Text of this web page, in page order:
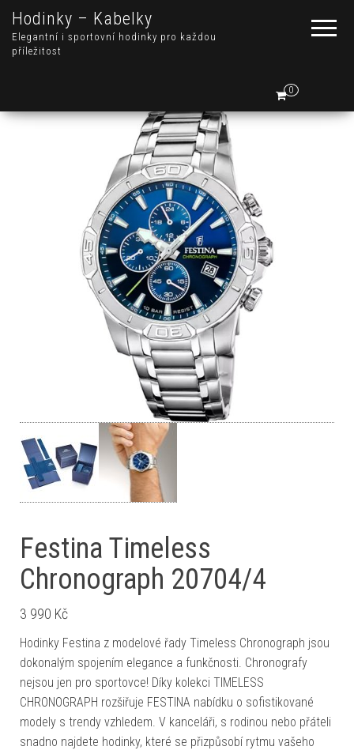
Hodinky – Kabelky
Elegantní i sportovní hodinky pro každou
příležitost
0
Festina Timeless
Chronograph 20704/4
3 990 Kč
Hodinky Festina z modelové řady Timeless Chronograph jsou
dokonalým spojením elegance a funkčnosti. Chronografy
nejsou jen pro sportovce! Díky kolekci TIMELESS
CHRONOGRAPH rozšiřuje FESTINA nabídku o sofistikované
modely s trendy vzhledem. V kanceláři, s rodinou nebo přáteli
snadno najdete hodinky, které se přizpůsobí rytmu vašeho